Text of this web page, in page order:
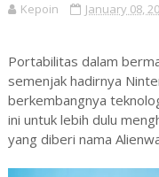
Kepoin January 08,
Portabilitas dalam
semenjak hadirnya
berkembangnya
ini untuk lebih dulu
yang diberi nama